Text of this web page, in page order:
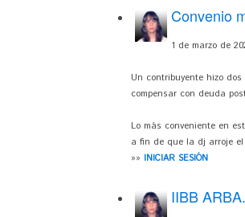
Convenio
1 de marzo de
Un contribuyente hizo
compensar con deuda
Lo más conveniente en
a fin de que la dj arroje
»» INICIAR SESIÓN
IIBB